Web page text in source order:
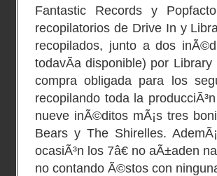
Fantastic Recordsy
recopilatorios de Drive In y
recopilados, junto a dos
todavÃ­a disponible) por
compra obligada para los
recopilando toda la
nueve inÃ©ditos mÃ¡s tres
Bears yThe Shirelles.
ocasiÃ³n los 7â€ no aÃ±aden
no contando Ã©stos con